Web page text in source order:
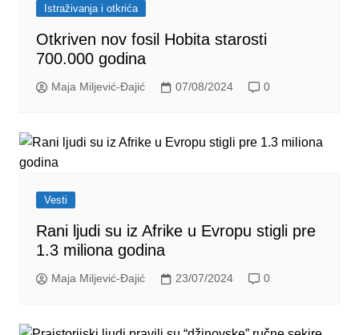
Istraživanja i otkrića
Otkriven nov fosil Hobita starosti
700.000 godina
Maja Miljević-Đajić 07/08/2024 0
Vesti
Rani ljudi su iz Afrike u Evropu stigli pre
1.3 miliona godina
Maja Miljević-Đajić 23/07/2024 0